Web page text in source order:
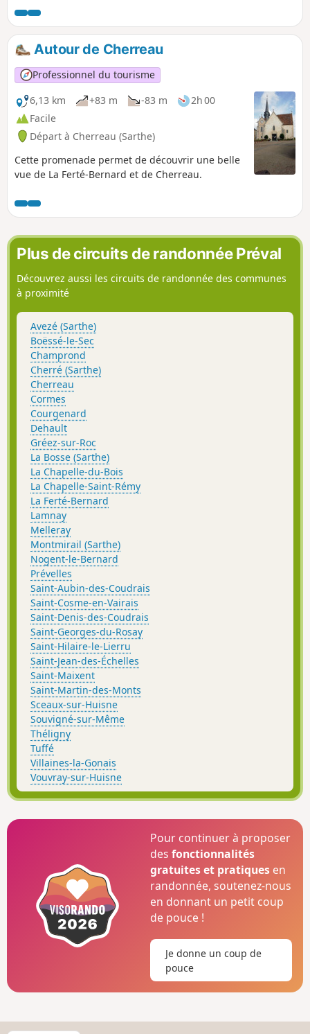
effet, au Moyen Âge, les seigneurs de La Ferté relèvent
l’Abbaye de la Pelice à la fin du XIIe siècle. Puis, au XIVe
siècle, le Domaine de la Plaisse est rattaché à celui de La
Ferté. Plus près de nous, lorsque la ville de La Ferté-Bernard
s’étend au XIXe siècle, elle empiète sur Cherreau dont elle
annexe en 1889 le faubourg du Gué-Faux et la Fosse
Fondue, bordant la route de Paris.
Autour de Cherreau
Professionnel du tourisme
6,13 km
+83 m -83 m
2h 00
Facile
Départ à Cherreau (Sarthe)
Cette promenade permet de découvrir une belle
vue de La Ferté-Bernard et de Cherreau.
Plus de circuits de randonnée Préval
Découvrez aussi les circuits de randonnée des communes
à proximité
Avezé (Sarthe)
Boëssé-le-Sec
Champrond
Cherré (Sarthe)
Cherreau
Cormes
Courgenard
Dehault
Gréez-sur-Roc
La Bosse (Sarthe)
La Chapelle-du-Bois
La Chapelle-Saint-Rémy
La Ferté-Bernard
Lamnay
Melleray
Montmirail (Sarthe)
Nogent-le-Bernard
Prévelles
Saint-Aubin-des-Coudrais
Saint-Cosme-en-Vairais
Saint-Denis-des-Coudrais
Saint-Georges-du-Rosay
Saint-Hilaire-le-Lierru
Saint-Jean-des-Échelles
Saint-Maixent
Saint-Martin-des-Monts
Sceaux-sur-Huisne
Souvigné-sur-Même
Théligny
Tuffé
Villaines-la-Gonais
Vouvray-sur-Huisne
Pour continuer à proposer
desfonctionnalités
gratuites et pratiques en
randonnée, soutenez-nous
en donnant un petit coup
de pouce !
Je donne un coup de
pouce